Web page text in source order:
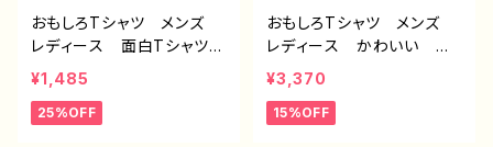
おもしろTシャツ メンズ
レディース 面白Tシャツ
かわいい おしゃれ イラ
スト うし 動物 ゆるか
わ ゆるい ユニーク ネ
¥1,485
25%OFF
おもしろTシャツ メンズ
レディース かわいい お
しゃれ イラスト ハリネズ
ミ 動物 ゆるかわ おす
すめ 個性的 人気 イラ
¥3,370
15%OFF